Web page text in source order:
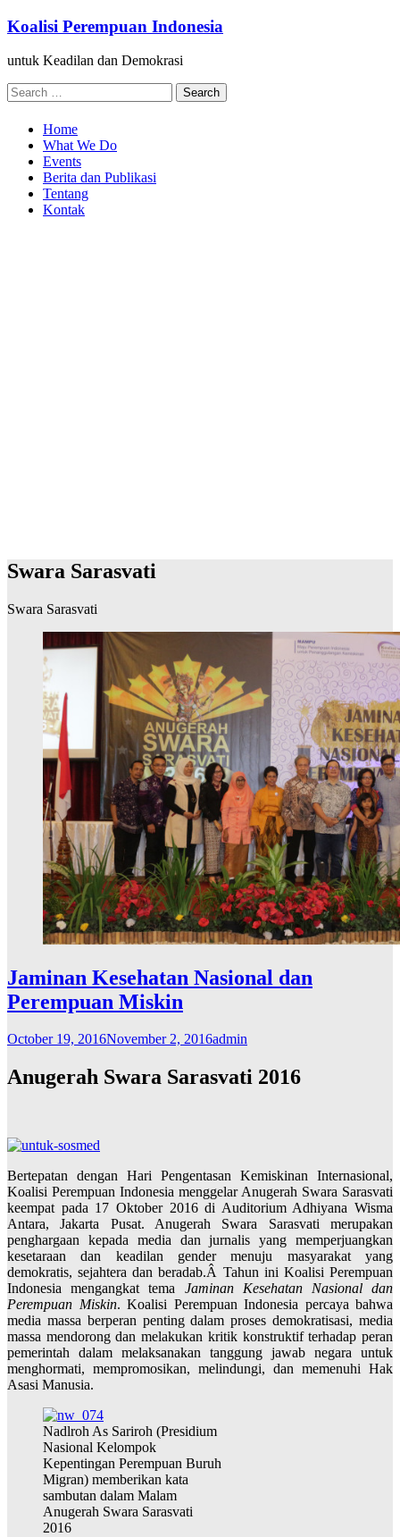
Skip
content
Koalisi Perempuan Indonesia
untuk Keadilan dan Demokrasi
Search
for:
Home
What We Do
Events
Berita dan Publikasi
Tentang
Kontak
Swara Sarasvati
Swara Sarasvati
Jaminan Kesehatan Nasional dan
Perempuan Miskin
October 19, 2016November 2, 2016admin
Anugerah Swara Sarasvati 2016
Bertepatan dengan Hari Pengentasan Kemiskinan Internasional,
Koalisi Perempuan Indonesia menggelar Anugerah Swara Sarasvati
keempat pada 17 Oktober 2016 di Auditorium Adhiyana Wisma
Antara, Jakarta Pusat. Anugerah Swara Sarasvati merupakan
penghargaan kepada media dan jurnalis yang memperjuangkan
kesetaraan dan keadilan gender menuju masyarakat yang
demokratis, sejahtera dan beradab.Â Tahun ini Koalisi Perempuan
Indonesia mengangkat tema Jaminan Kesehatan Nasional dan
Perempuan Miskin. Koalisi Perempuan Indonesia percaya bahwa
media massa berperan penting dalam proses demokratisasi, media
massa mendorong dan melakukan kritik konstruktif terhadap peran
pemerintah dalam melaksanakan tanggung jawab negara untuk
menghormati, mempromosikan, melindungi, dan memenuhi Hak
Asasi Manusia.
Nadlroh As Sariroh (Presidium
Nasional Kelompok
Kepentingan Perempuan Buruh
Migran) memberikan kata
sambutan dalam Malam
Anugerah Swara Sarasvati
2016